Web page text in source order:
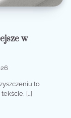
w
to
[…]